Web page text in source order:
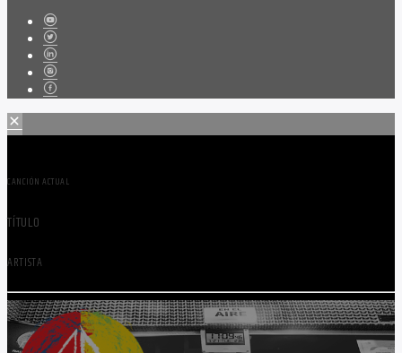
CANCIÓN ACTUAL
TÍTULO
ARTISTA